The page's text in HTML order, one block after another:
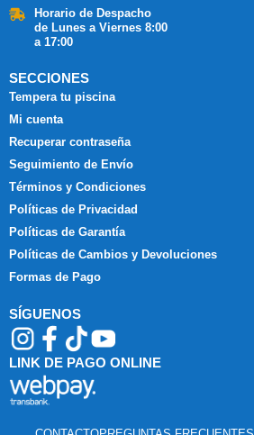
Horario de Despacho
de Lunes a Viernes 8:00
a 17:00
SECCIONES
Tempera tu piscina
Mi cuenta
Recuperar contraseña
Seguimiento de Envío
Términos y Condiciones
Políticas de Privacidad
Políticas de Garantía
Políticas de Cambios y Devoluciones
Formas de Pago
SÍGUENOS
LINK DE PAGO ONLINE